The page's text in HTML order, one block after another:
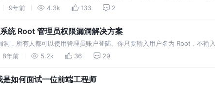
万苦终于找到一个便宜点的20块钱一个月的国内主机。结果刚把新鲜买的
9年前 4.3k 133 2
统 Root 管理员权限漏洞解决方案
洞，所有人都可以使用管理员账户登陆。你只要输入用户名为 Root，不输
只需要按照以下步骤，就能利用这个漏洞。 首先，打开系统偏好设置。然
8年前 5.2k 36 29
是如何面试一位前端工程师